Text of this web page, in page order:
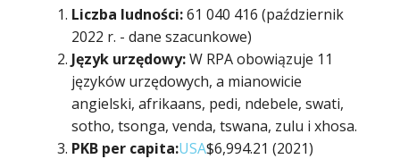
Liczba ludności:61 040 416 (październik
2022 r. - dane szacunkowe)
Język urzędowy:W RPA obowiązuje 11
języków urzędowych, a mianowicie
angielski, afrikaans, pedi, ndebele, swati,
sotho, tsonga, venda, tswana, zulu i xhosa.
PKB per capita:USA$6,994.21 (2021)